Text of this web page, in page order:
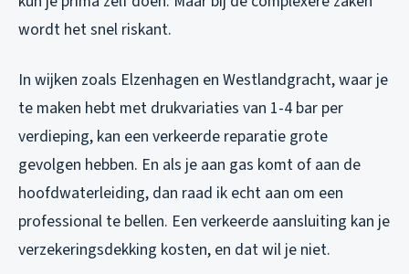
wordt het snel riskant.
In wijken zoals Elzenhagen en Westlandgracht, waar je
te maken hebt met drukvariaties van 1-4 bar per
verdieping, kan een verkeerde reparatie grote
gevolgen hebben. En als je aan gas komt of aan de
hoofdwaterleiding, dan raad ik echt aan om een
professional te bellen. Een verkeerde aansluiting kan je
verzekeringsdekking kosten, en dat wil je niet.